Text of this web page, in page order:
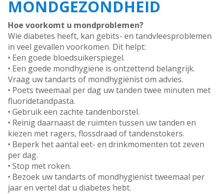
MONDGEZONDHEID
Hoe voorkomt u mondproblemen?
Wie diabetes heeft, kan gebits- en tandvleesproblemen
in veel gevallen voorkomen. Dit helpt:
• Een goede bloedsuikerspiegel.
• Een goede mondhygiëne is ontzettend belangrijk.
Vraag uw tandarts of mondhygiënist om advies.
• Poets tweemaal per dag uw tanden twee minuten met
fluoridetandpasta.
• Gebruik een zachte tandenborstel.
• Reinig daarnaast de ruimten tussen uw tanden en
kiezen met ragers, flossdraad of tandenstokers.
• Beperk het aantal eet- en drinkmomenten tot zeven
per dag.
• Stop met roken.
• Bezoek uw tandarts of mondhygiënist tweemaal per
jaar en vertel dat u diabetes hebt.